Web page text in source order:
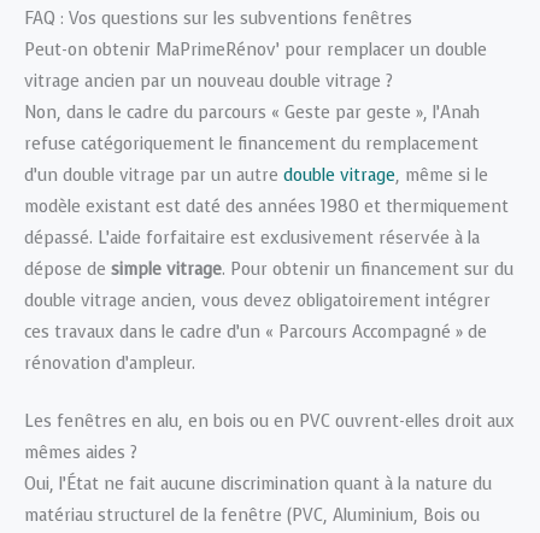
FAQ : Vos questions sur les subventions fenêtres
Peut-on obtenir MaPrimeRénov’ pour remplacer un double
vitrage ancien par un nouveau double vitrage ?
Non, dans le cadre du parcours « Geste par geste », l’Anah
refuse catégoriquement le financement du remplacement
d’un double vitrage par un autre double vitrage, même si le
modèle existant est daté des années 1980 et thermiquement
dépassé. L’aide forfaitaire est exclusivement réservée à la
dépose de simple vitrage. Pour obtenir un financement sur du
double vitrage ancien, vous devez obligatoirement intégrer
ces travaux dans le cadre d’un « Parcours Accompagné » de
rénovation d’ampleur.
Les fenêtres en alu, en bois ou en PVC ouvrent-elles droit aux
mêmes aides ?
Oui, l’État ne fait aucune discrimination quant à la nature du
matériau structurel de la fenêtre (PVC, Aluminium, Bois ou